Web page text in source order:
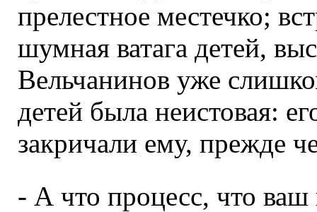
прелестное местечко;
шумная ватага детей,
Вельчанинов уже
детей была неистовая:
закричали ему, прежде
- А что процесс, что